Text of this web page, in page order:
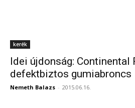
kerék
Idei újdonság: Continental
defektbiztos gumiabroncs
Nemeth Balazs - 2015.06.16.